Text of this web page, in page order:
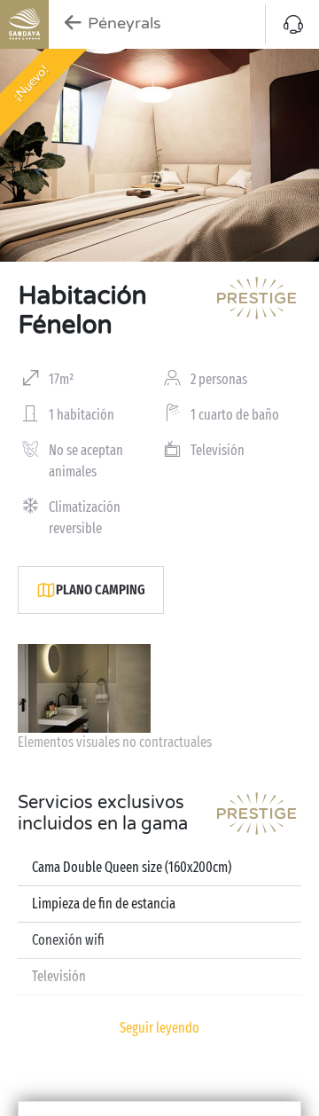
Péneyrals
¡Nuevo!
Habitación
Fénelon
17m² 2 personas
1 habitación 1 cuarto de baño
No se aceptan
animales
Televisión
Climatización
reversible
PLANO CAMPING
Elementos visuales no contractuales
Servicios exclusivos
incluidos en la gama
Cama Double Queen size (160x200cm)
Limpieza de fin de estancia
Conexión wifi
Televisión
reserva)
Seguir leyendo